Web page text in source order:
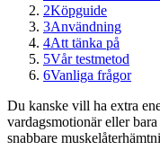
2Köpguide
3Användning
4Att tänka på
5Vår testmetod
6Vanliga frågor
Du kanske vill ha extra
vardagsmotionär eller
snabbare